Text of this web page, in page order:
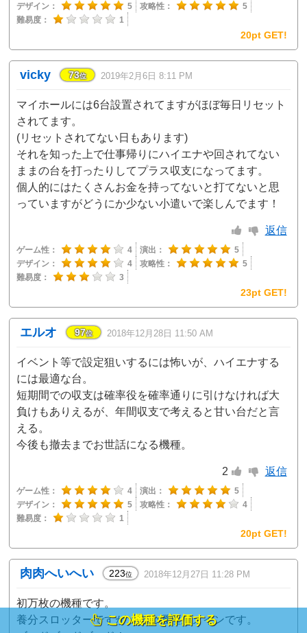
この機種を評価する
デザイン：
5 攻略性：
5
難易度：
1
20pt GET!
vicky 73位 2019年2月6日 8:11 PM
マイホールには6台設置されてますがほぼ毎日リセット
されてます。
(リセットされてない日もあります)
それを知った上で仕事帰りにハイエナや回されてない
ままの台を打ったりしてプラス収支になってます。
個人的にはたくさんお金を持ってないと打てないと思
っていますがどうにか少ない小遣いで楽しんでます！
返信
ゲーム性： 4 演出：
5
デザイン：
4 攻略性：
5
難易度：
3
23pt GET!
エルオ 97位 2018年12月28日 11:50 AM
イベント等で設定狙いするには怖いが、ハイエナする
には最適な台。
短期間での収支は確率役を確率通りに引けなければ大
負けもありえるが、年間収支で考えると甘い台だと言
える。
今後も撤去までお世話になる機種。
2 返信
ゲーム性： 4 演出：
5
デザイン：
5 攻略性：
4
難易度：
1
20pt GET!
肉肉へいへい 223位 2018年12月27日 11:28 PM
初万枚の機種です。
養分スロッターですが、この機種がメインです。